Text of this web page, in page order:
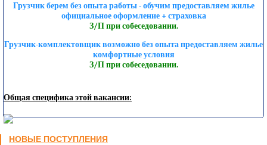
Грузчик берем без опыта работы - обучим предоставляем жилье
официальное оформление + страховка
З/П при собеседовании.
Грузчик-комплектовщик возможно без опыта предоставляем жилье
комфортные условия
З/П при собеседовании.
Общая специфика этой вакансии:
НОВЫЕ ПОСТУПЛЕНИЯ